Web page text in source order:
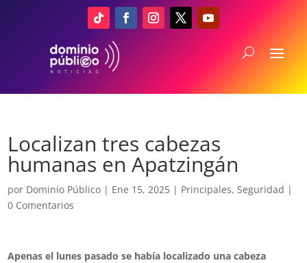
Localizan tres cabezas
humanas en Apatzingán
por Dominio Público | Ene 15, 2025 | Principales,Seguridad |
0 Comentarios
Apenas el lunes pasado se había localizado una cabeza